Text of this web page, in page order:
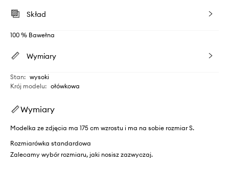
Skład
100 % Bawełna
Wymiary
Stan: wysoki
Krój modelu: ołówkowa
Wymiary
Modelka ze zdjęcia ma 175 cm wzrostu i ma na sobie rozmiar S.
Rozmiarówka standardowa
Zalecamy wybór rozmiaru, jaki nosisz zazwyczaj.